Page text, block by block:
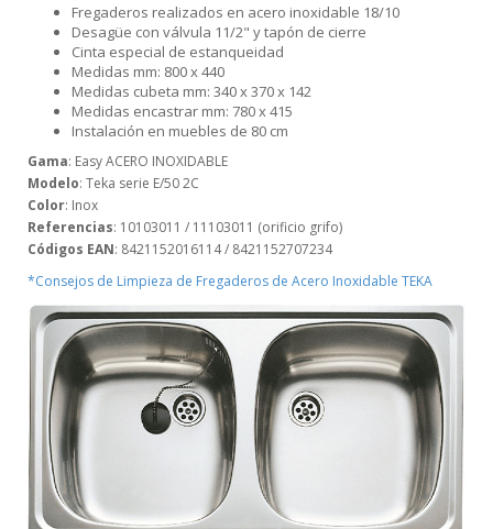
Fregaderos realizados en acero inoxidable 18/10
Desagüe con válvula 11/2" y tapón de cierre
Cinta especial de estanqueidad
Medidas mm: 800 x 440
Medidas cubeta mm: 340 x 370 x 142
Medidas encastrar mm: 780 x 415
Instalación en muebles de 80 cm
Gama: Easy ACERO INOXIDABLE
Modelo: Teka serie E/50 2C
Color: Inox
Referencias: 10103011 / 11103011 (orificio grifo)
Códigos EAN: 8421152016114 / 8421152707234
*Consejos de Limpieza de Fregaderos de Acero Inoxidable TEKA